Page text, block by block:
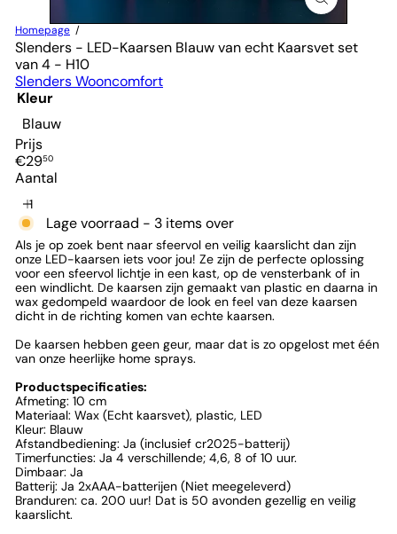
Homepage
Slenders - LED-Kaarsen Blauw van echt Kaarsvet set
van 4 - H10
Slenders Wooncomfort
Kleur
Blauw
Prijs
Normale
prijs
€2950
Aantal
Lage voorraad - 3 items over
Als je op zoek bent naar sfeervol en veilig kaarslicht dan zijn
onze LED-kaarsen iets voor jou! Ze zijn de perfecte oplossing
voor een sfeervol lichtje in een kast, op de vensterbank of in
een windlicht. De kaarsen zijn gemaakt van plastic en daarna in
wax gedompeld waardoor de look en feel van deze kaarsen
dicht in de richting komen van echte kaarsen.
De kaarsen hebben geen geur, maar dat is zo opgelost met één
van onze heerlijke home sprays.
Productspecificaties:
Afmeting: 10 cm
Materiaal: Wax (Echt kaarsvet), plastic, LED
Kleur: Blauw
Afstandbediening: Ja (inclusief cr2025-batterij)
Timerfuncties: Ja 4 verschillende; 4,6, 8 of 10 uur.
Dimbaar: Ja
Batterij: Ja 2xAAA-batterijen (Niet meegeleverd)
Branduren: ca. 200 uur! Dat is 50 avonden gezellig en veilig
kaarslicht.